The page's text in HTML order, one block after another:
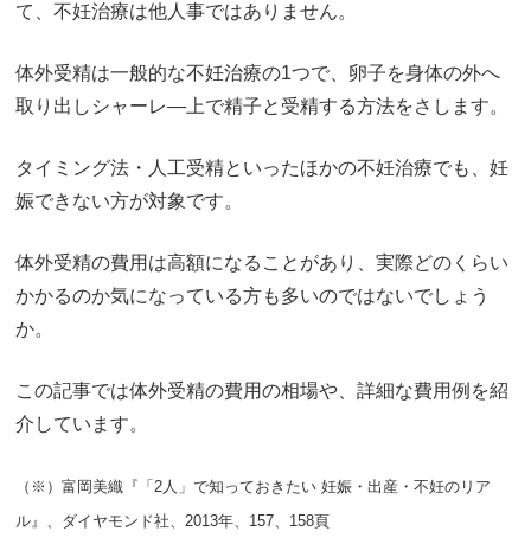
て、不妊治療は他人事ではありません。
体外受精は一般的な不妊治療の1つで、卵子を身体の外へ
取り出しシャーレ―上で精子と受精する方法をさします。
タイミング法・人工受精といったほかの不妊治療でも、妊
娠できない方が対象です。
体外受精の費用は高額になることがあり、実際どのくらい
かかるのか気になっている方も多いのではないでしょう
か。
この記事では体外受精の費用の相場や、詳細な費用例を紹
介しています。
（※）富岡美織『「2人」で知っておきたい 妊娠・出産・不妊のリア
ル』、ダイヤモンド社、2013年、157、158頁